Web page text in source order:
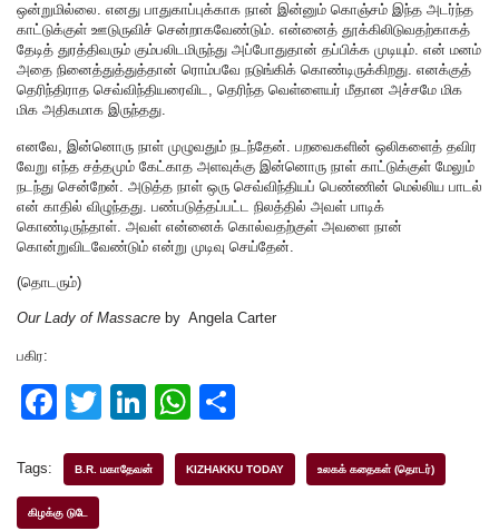
ஒன்றுமில்லை. எனது பாதுகாப்புக்காக நான் இன்னும் கொஞ்சம் இந்த அடர்ந்த
காட்டுக்குள் ஊடுருவிச் சென்றாகவேண்டும். என்னைத் தூக்கிலிடுவதற்காகத்
தேடித் துரத்திவரும் கும்பலிடமிருந்து அப்போதுதான் தப்பிக்க முடியும். என் மனம்
அதை நினைத்துத்துத்தான் ரொம்பவே நடுங்கிக் கொண்டிருக்கிறது. எனக்குத்
தெரிந்திராத செவ்விந்தியரைவிட, தெரிந்த வெள்ளையர் மீதான அச்சமே மிக
மிக அதிகமாக இருந்தது.
எனவே, இன்னொரு நாள் முழுவதும் நடந்தேன். பறவைகளின் ஒலிகளைத் தவிர
வேறு எந்த சத்தமும் கேட்காத அளவுக்கு இன்னொரு நாள் காட்டுக்குள் மேலும்
நடந்து சென்றேன். அடுத்த நாள் ஒரு செவ்விந்தியப் பெண்ணின் மெல்லிய பாடல்
என் காதில் விழுந்தது. பண்படுத்தப்பட்ட நிலத்தில் அவள் பாடிக்
கொண்டிருந்தாள். அவள் என்னைக் கொல்வதற்குள் அவளை நான்
கொன்றுவிடவேண்டும் என்று முடிவு செய்தேன்.
(தொடரும்)
Our Lady of Massacre by Angela Carter
பகிர:
F
c
e
T
tt
Li
k
W
at ar
Tags: B.R. மகாதேவன் KIZHAKKU TODAY உலகக் கதைகள் (தொடர்)
கிழக்கு டுடே